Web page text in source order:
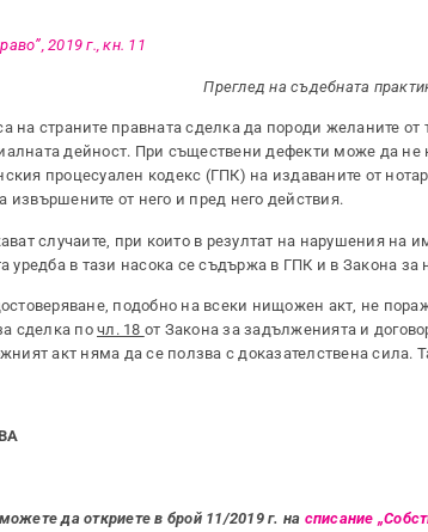
2019 г., кн. 11
Преглед на съдебната
на страните правната сделка да породи желаните
дейност. При съществени дефекти може да
процесуален кодекс (ГПК) на издаваните от
извършените от него и пред него действия.
случаите, при които в резултат на нарушения на
уредба в тази насока се съдържа в ГПК и в Закона
подобно на всеки нищожен акт, не
сделка почл. 18 от Закона за задълженията и
акт няма да се ползва с доказателствена
да откриете в брой 11/2019 г. на списание